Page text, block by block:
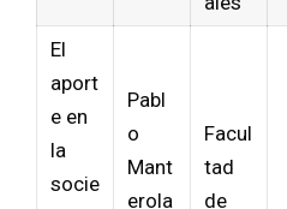
El
aport
e en
la
socie
Pabl
o
Mant
erola
Facul
tad
de